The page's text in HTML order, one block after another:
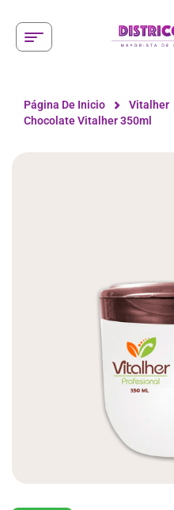
Página De Inicio Vitalher
Chocolate Vitalher 350ml